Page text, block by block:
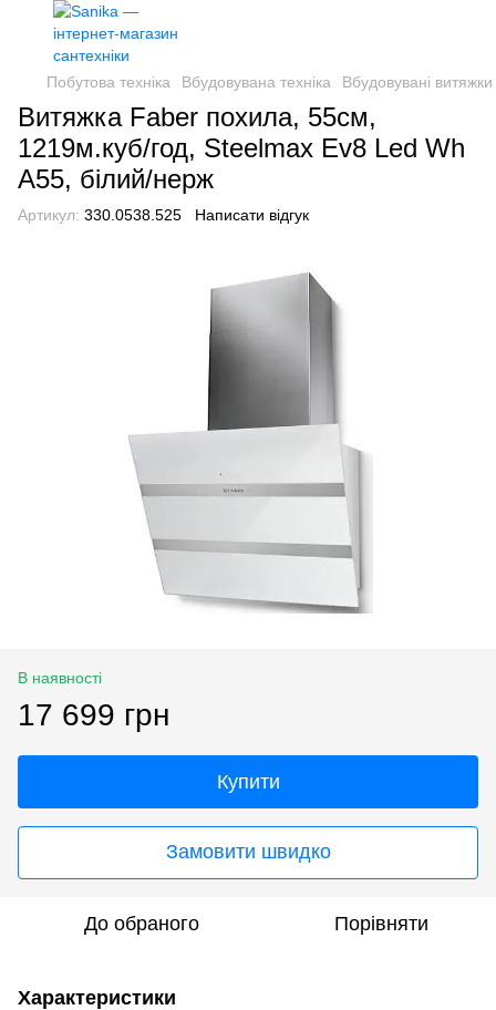
Побутова техніка Вбудовувана техніка Вбудовувані витяжки
Витяжка Faber похила, 55см,
1219м.куб/год, Steelmax Ev8 Led Wh
A55, білий/нерж
Артикул: 330.0538.525 Написати відгук
В наявності
17 699 грн
Купити
Замовити швидко
До обраного Порівняти
Характеристики